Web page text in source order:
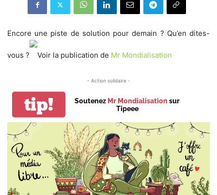
Encore une piste de solution pour demain ? Qu’en dites-
vous ? Voir la publication de Mr Mondialisation
- Action solidaire -
tip! Soutenez Mr Mondialisation sur
Tipeee